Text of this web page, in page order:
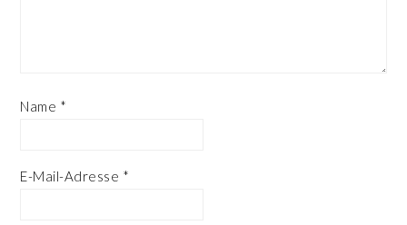
Name *
E-Mail-Adresse *